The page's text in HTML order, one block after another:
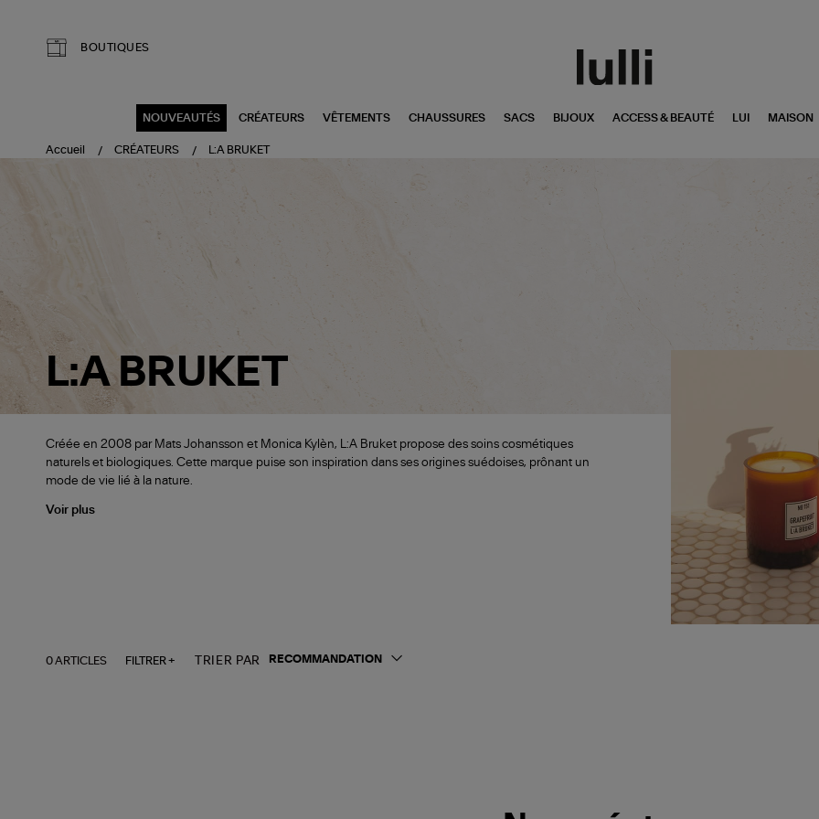
BOUTIQUES
NOUVEAUTÉS CRÉATEURS VÊTEMENTS CHAUSSURES SACS BIJOUX ACCESS & BEAUTÉ LUI MAISON
Accueil CRÉATEURS L:A BRUKET
L:A BRUKET
Créée en 2008 par Mats Johansson et Monica Kylèn, L:A Bruket propose des soins cosmétiques
naturels et biologiques. Cette marque puise son inspiration dans ses origines suédoises, prônant un
mode de vie lié à la nature.
Voir plus
0 ARTICLES FILTRER + TRIER PAR